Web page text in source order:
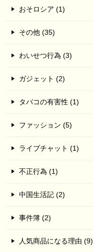
おそロシア (1)
その他 (35)
わいせつ行為 (3)
ガジェット (2)
タバコの有害性 (1)
ファッション (5)
ライブチャット (1)
不正行為 (1)
中国生活記 (2)
事件簿 (2)
人気商品になる理由 (9)